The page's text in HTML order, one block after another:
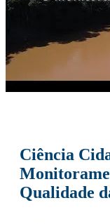
Ciência
Qualidade